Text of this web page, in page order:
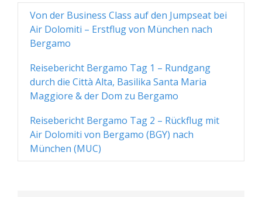
Von der Business Class auf den Jumpseat bei
Air Dolomiti – Erstflug von München nach
Bergamo
Reisebericht Bergamo Tag 1 – Rundgang
durch die Città Alta, Basilika Santa Maria
Maggiore & der Dom zu Bergamo
Reisebericht Bergamo Tag 2 – Rückflug mit
Air Dolomiti von Bergamo (BGY) nach
München (MUC)